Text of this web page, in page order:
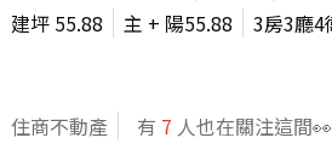
建坪 55.88 主 + 陽55.88 3房3廳4
住商不動產 有 7 人也在關注這間👀